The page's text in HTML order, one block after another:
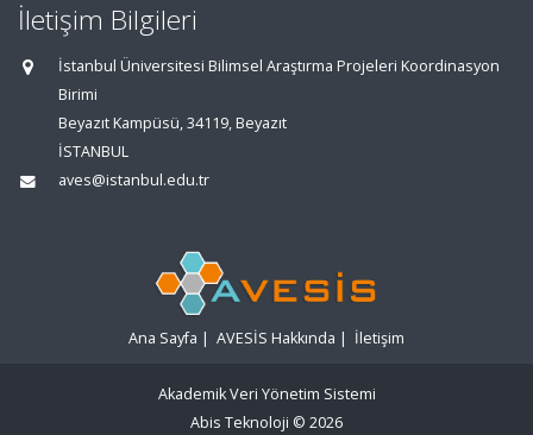
İletişim Bilgileri
İstanbul Üniversitesi Bilimsel Araştırma Projeleri Koordinasyon
Birimi
Beyazıt Kampüsü, 34119, Beyazıt
İSTANBUL
aves@istanbul.edu.tr
Ana Sayfa | AVESİS Hakkında | İletişim
Akademik Veri Yönetim Sistemi
Abis Teknoloji © 2026